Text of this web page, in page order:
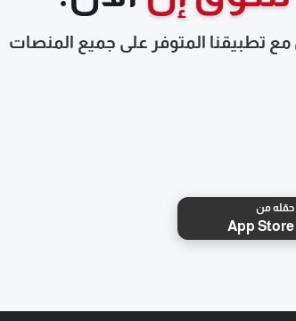
من السيارة تشغيل عن بعد مناظر تنصفط
جناح
تطبيقنا المتوفر على جميع المنصات
حمّله من
App Store